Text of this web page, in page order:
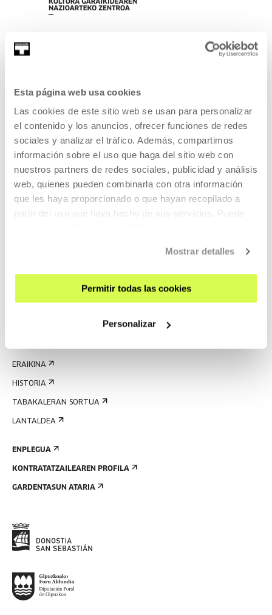
Esta página web usa cookies
Las cookies de este sitio web se usan para personalizar
el contenido y los anuncios, ofrecer funciones de redes
sociales y analizar el tráfico. Además, compartimos
información sobre el uso que haga del sitio web con
nuestros partners de redes sociales, publicidad y análisis
web, quienes pueden combinarla con otra información
que les haya proporcionado o que hayan recopilado a
partir del uso que haya hecho de sus servicios. Puede
Mostrar detalles
Permitir todas las cookies
Personalizar
EMAN IZENA BULETINEAN
NOLA ETORRI
BISITA GIDATUAK
IRISGARRITASUNA
ARAUAK
ERAIKINA
HISTORIA
TABAKALERAN SORTUA
LANTALDEA
ENPLEGUA
KONTRATATZAILEAREN PROFILA
GARDENTASUN ATARIA